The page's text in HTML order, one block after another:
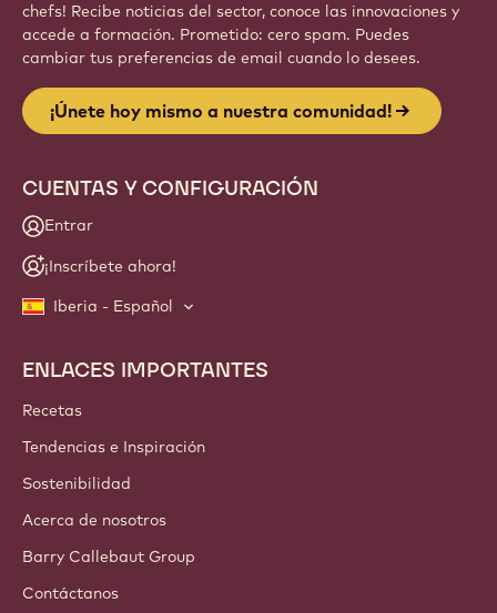
chefs! Recibe noticias del sector, conoce las innovaciones y
accede a formación. Prometido: cero spam. Puedes
cambiar tus preferencias de email cuando lo desees.
¡Únete hoy mismo a nuestra comunidad!
CUENTAS Y CONFIGURACIÓN
Entrar
¡Inscríbete ahora!
Iberia - Español
Footer
Callebaut
ENLACES IMPORTANTES
Recetas
Tendencias e Inspiración
Sostenibilidad
Acerca de nosotros
Barry Callebaut Group
Contáctanos